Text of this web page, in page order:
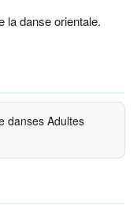
la danse orientale.
danses Adultes